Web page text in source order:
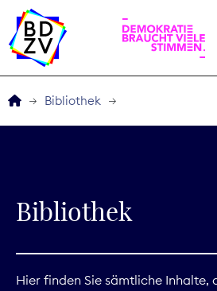
Service
Bibliothek
Bibliothek
Hier finden Sie sämtliche Inhalte,